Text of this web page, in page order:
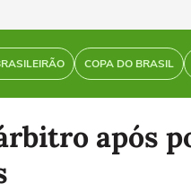
COPA DO BRASIL
após